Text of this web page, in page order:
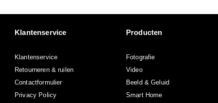
Klantenservice
Klantenservice
Retourneren & ruilen
Contactformulier
Privacy Policy
Producten
Fotografie
Video
Beeld & Geluid
Smart Home